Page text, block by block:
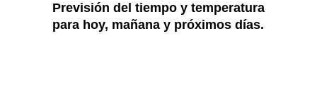
Previsión del tiempo y temperatura
para hoy, mañana y próximos días.